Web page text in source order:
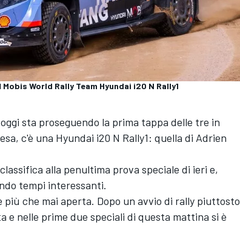
World Rally Team Hyundai i20 N Rally1
sta proseguendo la prima tappa delle tre in
c'è una Hyundai i20 N Rally1: quella di Adrien
alla penultima prova speciale di ieri e,
tempi interessanti.
che mai aperta. Dopo un avvio di rally piuttosto
e nelle prime due speciali di questa mattina si è